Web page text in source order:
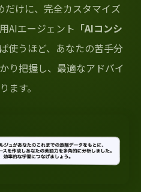
だけに、完全カスタマイズ
AIエージェント 「AIコンシ
使うほど、あなたの苦手分
り把握し、最適なアドバイ
ます。